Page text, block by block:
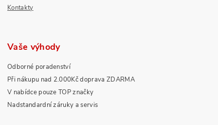
Kontakty
Vaše výhody
Odborné poradenství
Při nákupu nad 2.000Kč doprava ZDARMA
V nabídce pouze TOP značky
Nadstandardní záruky a servis